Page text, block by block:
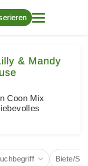
& Mandy
Coon Mix
Biete/